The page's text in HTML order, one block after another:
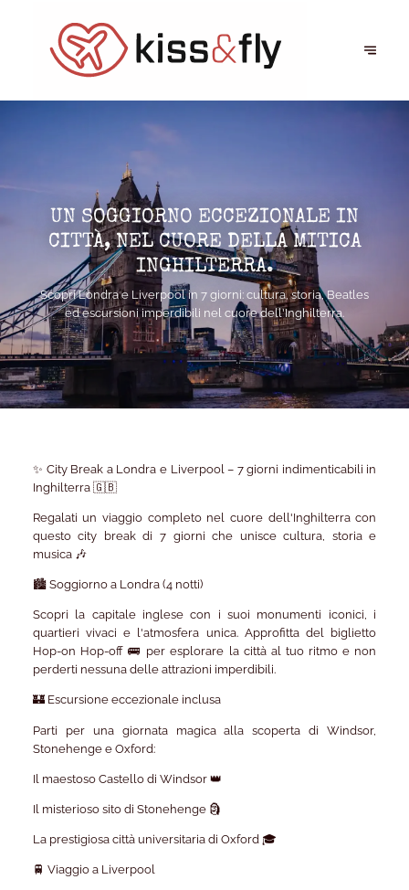
UN SOGGIORNO ECCEZIONALE IN
CITTÀ, NEL CUORE DELLA MITICA
INGHILTERRA.
Scopri Londra e Liverpool in 7 giorni: cultura, storia, Beatles
ed escursioni imperdibili nel cuore dell'Inghilterra.
✨ City Break a Londra e Liverpool – 7 giorni indimenticabili in
Inghilterra 🇬🇧
Regalati un viaggio completo nel cuore dell'Inghilterra con
questo city break di 7 giorni che unisce cultura, storia e
musica 🎶
🏙️ Soggiorno a Londra (4 notti)
Scopri la capitale inglese con i suoi monumenti iconici, i
quartieri vivaci e l'atmosfera unica. Approfitta del biglietto
Hop-on Hop-off 🚌 per esplorare la città al tuo ritmo e non
perderti nessuna delle attrazioni imperdibili.
🏰 Escursione eccezionale inclusa
Parti per una giornata magica alla scoperta di Windsor,
Stonehenge e Oxford:
Il maestoso Castello di Windsor 👑
Il misterioso sito di Stonehenge 🗿
La prestigiosa città universitaria di Oxford 🎓
🚆 Viaggio a Liverpool